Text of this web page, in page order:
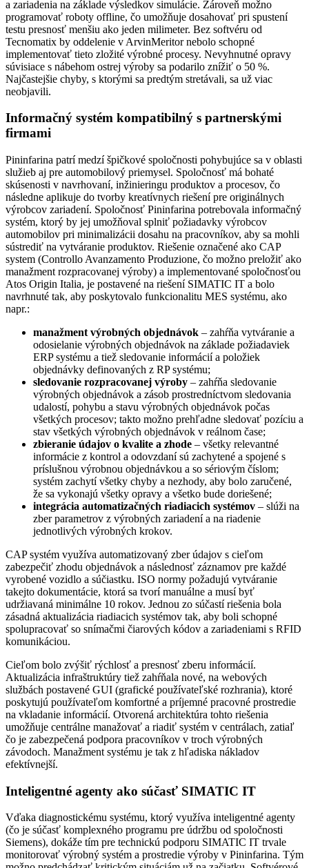
a zariadenia na základe výsledkov simulácie. Zároveň možno
programovať roboty offline, čo umožňuje dosahovať pri spustení
testu presnosť menšiu ako jeden milimeter. Bez softvéru od
Tecnomatix by oddelenie v ArvinMeritor nebolo schopné
implementovať tieto zložité výrobné procesy. Nevyhnutné opravy
súvisiace s nábehom ostrej výroby sa podarilo znížiť o 50 %.
Najčastejšie chyby, s ktorými sa predtým stretávali, sa už viac
neobjavili.
Informačný systém kompatibilný s partnerskými
firmami
Pininfarina patrí medzí špičkové spoločnosti pohybujúce sa v oblasti
služieb aj pre automobilový priemysel. Spoločnosť má bohaté
skúsenosti v navrhovaní, inžinieringu produktov a procesov, čo
následne aplikuje do tvorby kreatívnych riešení pre originálnych
výrobcov zariadení. Spoločnosť Pininfarina potrebovala informačný
systém, ktorý by jej umožňoval splniť požiadavky výrobcov
automobilov pri minimalizácii dosahu na pracovníkov, aby sa mohli
sústrediť na vytváranie produktov. Riešenie označené ako CAP
system (Controllo Avanzamento Produzione, čo možno preložiť ako
manažment rozpracovanej výroby) a implementované spoločnosťou
Atos Origin Italia, je postavené na riešení SIMATIC IT a bolo
navrhnuté tak, aby poskytovalo funkcionalitu MES systému, ako
napr.:
manažment výrobných objednávok – zahŕňa vytváranie a
odosielanie výrobných objednávok na základe požiadaviek
ERP systému a tiež sledovanie informácií a položiek
objednávky definovaných z RP systému;
sledovanie rozpracovanej výroby – zahŕňa sledovanie
výrobných objednávok a zásob prostredníctvom sledovania
udalostí, pohybu a stavu výrobných objednávok počas
všetkých procesov; takto možno prehľadne sledovať pozíciu a
stav všetkých výrobných objednávok v reálnom čase;
zbieranie údajov o kvalite a zhode – všetky relevantné
informácie z kontrol a odovzdaní sú zachytené a spojené s
príslušnou výrobnou objednávkou a so sériovým číslom;
systém zachytí všetky chyby a nezhody, aby bolo zaručené,
že sa vykonajú všetky opravy a všetko bude doriešené;
integrácia automatizačných riadiacich systémov – slúži na
zber parametrov z výrobných zariadení a na riadenie
jednotlivých výrobných krokov.
CAP systém využíva automatizovaný zber údajov s cieľom
zabezpečiť zhodu objednávok a následnosť záznamov pre každé
vyrobené vozidlo a súčiastku. ISO normy požadujú vytváranie
takejto dokumentácie, ktorá sa tvorí manuálne a musí byť
udržiavaná minimálne 10 rokov. Jednou zo súčastí riešenia bola
zásadná aktualizácia riadiacich systémov tak, aby boli schopné
spolupracovať so snímačmi čiarových kódov a zariadeniami s RFID
komunikáciou.
Cieľom bolo zvýšiť rýchlosť a presnosť zberu informácií.
Aktualizácia infraštruktúry tiež zahŕňala nové, na webových
službách postavené GUI (grafické používateľské rozhrania), ktoré
poskytujú používateľom komfortné a príjemné pracovné prostredie
na vkladanie informácií. Otvorená architektúra tohto riešenia
umožňuje centrálne manažovať a riadiť systém v centrálach, zatiaľ
čo je zabezpečená podpora pracovníkov v troch výrobných
závodoch. Manažment systému je tak z hľadiska nákladov
efektívnejší.
Inteligentné agenty ako súčasť SIMATIC IT
Vďaka diagnostickému systému, ktorý využíva inteligentné agenty
(čo je súčasť komplexného programu pre údržbu od spoločnosti
Siemens), dokáže tím pre technickú podporu SIMATIC IT trvale
monitorovať výrobný systém a prostredie výroby v Pininfarina. Tým